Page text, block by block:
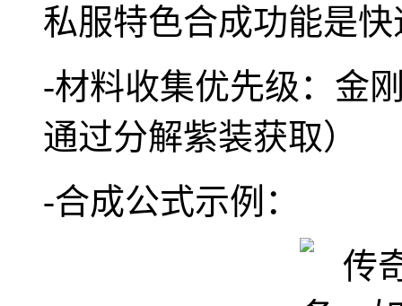
私服特色合成功能是
-材料收集优先级：金
通过分解紫装获取）
-合成公式示例：